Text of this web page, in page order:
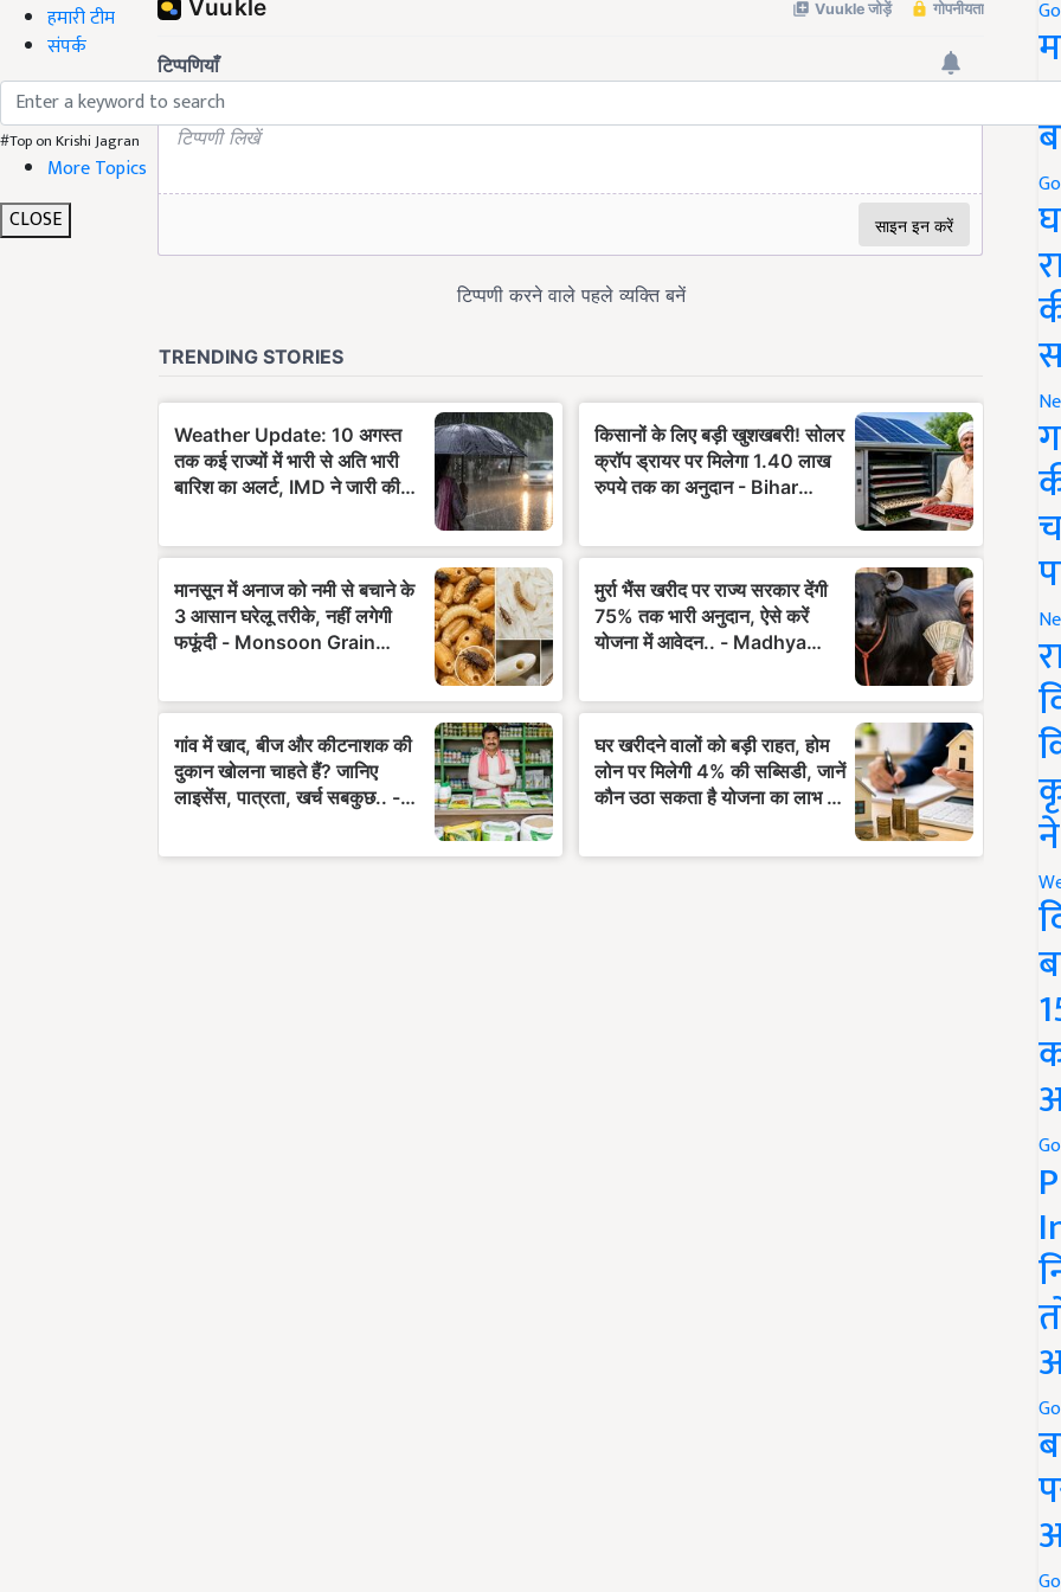
हमारी टीम
संपर्क
#Top on Krishi Jagran
More Topics
CLOSE